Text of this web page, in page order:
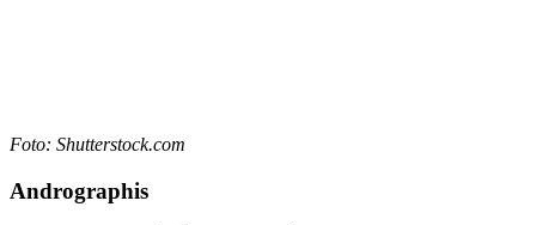
Foto: Shutterstock.com
Andrographis